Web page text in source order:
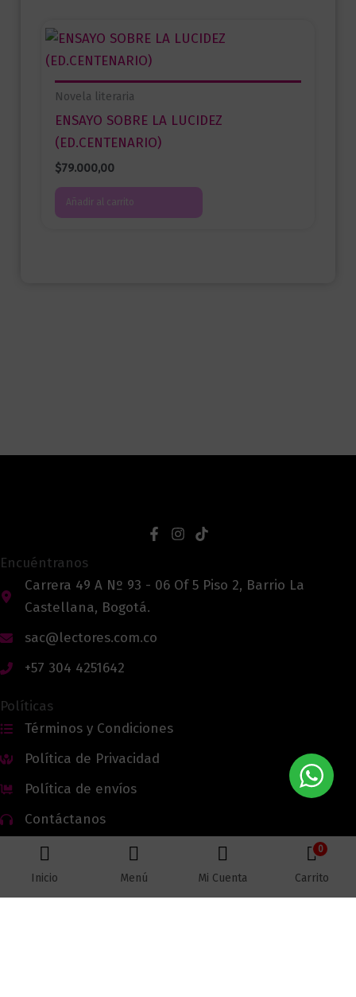
Novela literaria
ENSAYO SOBRE LA LUCIDEZ
(ED.CENTENARIO)
$79.000,00
Añadir al carrito
Encuéntranos
Carrera 49 A Nº 93 - 06 Of 5 Piso 2, Barrio La
Castellana, Bogotá.
sac@lectores.com.co
+57 304 4251642
Políticas
Términos y Condiciones
Política de Privacidad
Política de envíos
Contáctanos
Todos los derechos reservados © 2026 Lectores.co |
Inicio Menú Mi Cuenta
0
Carrito